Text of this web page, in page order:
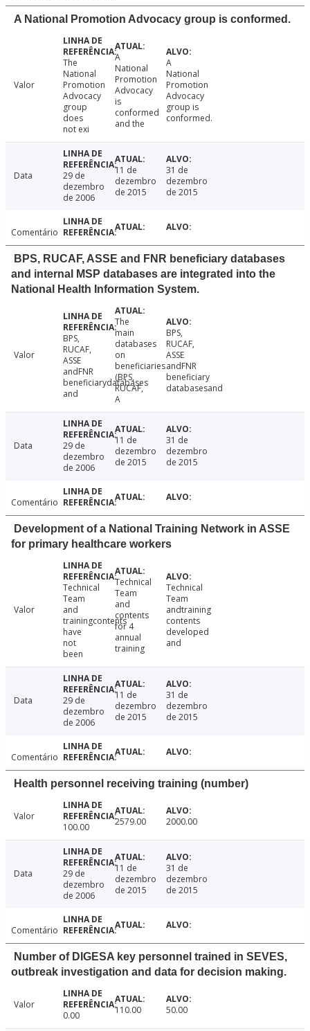
A National Promotion Advocacy group is conformed.
Valor
The
National
Promotion
Advocacy
group
does
not exi
A
National
Promotion
Advocacy
is
conformed
and the
A
National
Promotion
Advocacy
group is
conformed.
Data
29 de
dezembro
de 2006
11 de
dezembro
de 2015
31 de
dezembro
de 2015
Comentário
BPS, RUCAF, ASSE and FNR beneficiary databases
and internal MSP databases are integrated into the
National Health Information System.
Valor
BPS,
RUCAF,
ASSE
andFNR
beneficiarydatabases
and
The
main
databases
on
beneficiaries
(BPS,
RUCAF,
A
BPS,
RUCAF,
ASSE
andFNR
beneficiary
databasesand
Data
29 de
dezembro
de 2006
11 de
dezembro
de 2015
31 de
dezembro
de 2015
Comentário
Development of a National Training Network in ASSE
for primary healthcare workers
Valor
Technical
Team
and
trainingcontents
have
not
been
Technical
Team
and
contents
for 4
annual
training
Technical
Team
andtraining
contents
developed
and
Data
29 de
dezembro
de 2006
11 de
dezembro
de 2015
31 de
dezembro
de 2015
Comentário
Health personnel receiving training (number)
Valor
100.00
2579.00 2000.00
Data
29 de
dezembro
de 2006
11 de
dezembro
de 2015
31 de
dezembro
de 2015
Comentário
Number of DIGESA key personnel trained in SEVES,
outbreak investigation and data for decision making.
Valor
0.00
110.00 50.00